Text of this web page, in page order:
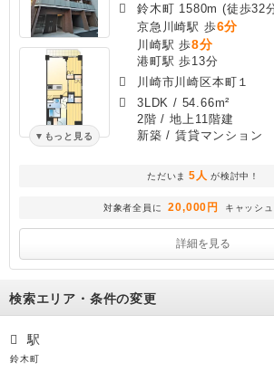
もっと見る
鈴木町 1580m (徒歩32
京急川崎駅 歩6分
川崎駅 歩8分
港町駅 歩13分
川崎市川崎区本町１
3LDK / 54.66m²
2階 / 地上11階建
新築 / 賃貸マンション
ただいま 5人 が検討中！
対象者全員に 20,000円 キャッシ
詳細を見る
検索エリア・条件の変更
駅
鈴木町